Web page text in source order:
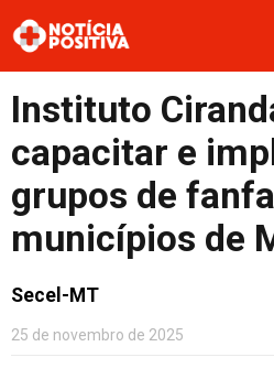
Boas Ações
Opinião
Cultura
Instituto
capacitar e
grupos de
municípios de
Secel-MT
25 de novembro de 2025